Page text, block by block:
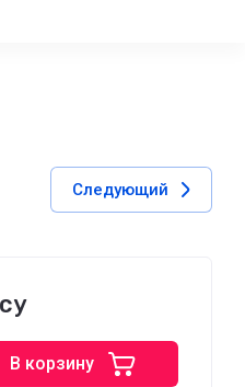
Следующий
В корзину